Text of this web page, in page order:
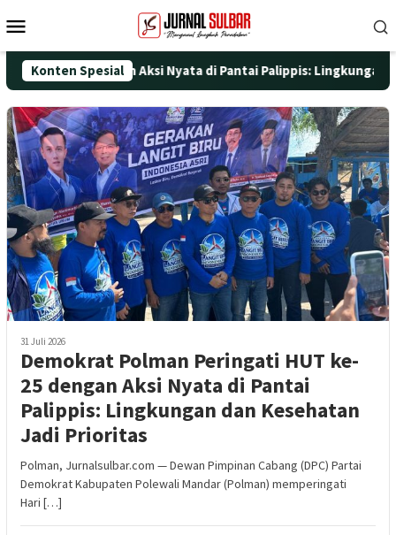
ke
Mobile
Konten Spesial
ke-25 dengan Aksi Nyata di Pantai Palippis: Lingkungan dan
31 Juli 2026
Demokrat Polman Peringati HUT ke-
25 dengan Aksi Nyata di Pantai
Palippis: Lingkungan dan Kesehatan
Jadi Prioritas
Polman, Jurnalsulbar.com — Dewan Pimpinan Cabang (DPC) Partai
Demokrat Kabupaten Polewali Mandar (Polman) memperingati
Hari […]